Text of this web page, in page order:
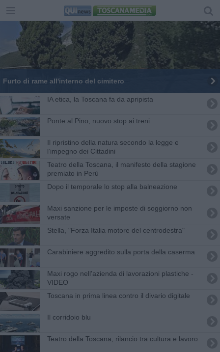
Furto di rame all'interno del cimitero
IA etica, la Toscana fa da apripista
Ponte al Pino, nuovo stop ai treni
​Il ripristino della natura secondo la legge e
l’impegno dei Cittadini
Teatro della Toscana, il manifesto della stagione
premiato in Perù
Dopo il temporale lo stop alla balneazione
Maxi sanzione per le imposte di soggiorno non
versate
Stella, "Forza Italia motore del centrodestra"
Carabiniere aggredito sulla porta della caserma
Maxi rogo nell'azienda di lavorazioni plastiche -
VIDEO
Toscana in prima linea contro il divario digitale
Il corridoio blu
Teatro della Toscana, rilancio tra cultura e lavoro